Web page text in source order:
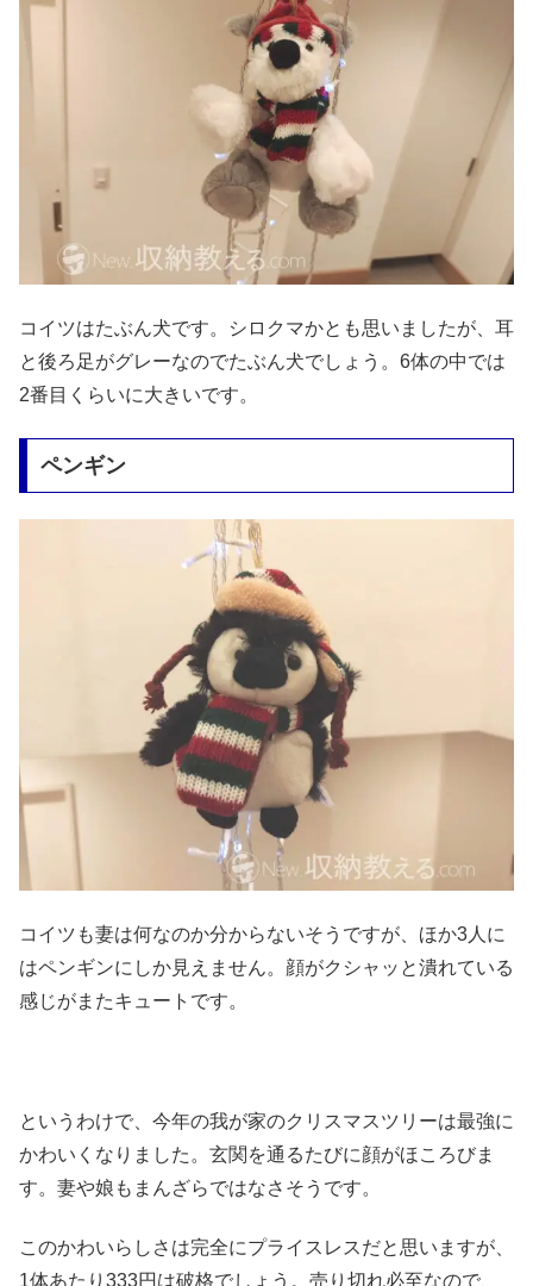
コイツはたぶん犬です。シロクマかとも思いましたが、耳
と後ろ足がグレーなのでたぶん犬でしょう。6体の中では
2番目くらいに大きいです。
ペンギン
コイツも妻は何なのか分からないそうですが、ほか3人に
はペンギンにしか見えません。顔がクシャッと潰れている
感じがまたキュートです。
というわけで、今年の我が家のクリスマスツリーは最強に
かわいくなりました。玄関を通るたびに顔がほころびま
す。妻や娘もまんざらではなさそうです。
このかわいらしさは完全にプライスレスだと思いますが、
1体あたり333円は破格でしょう。売り切れ必至なので、